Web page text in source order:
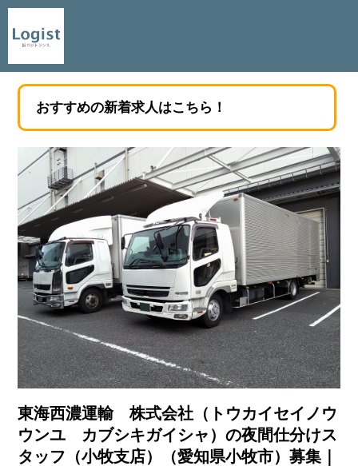
おすすめの新着求人はこちら！
東海西濃運輸 株式会社（トウカイセイノウ
ウンユ カブシキガイシャ）の夜間仕分けス
タッフ（小牧支店）（愛知県小牧市）募集｜